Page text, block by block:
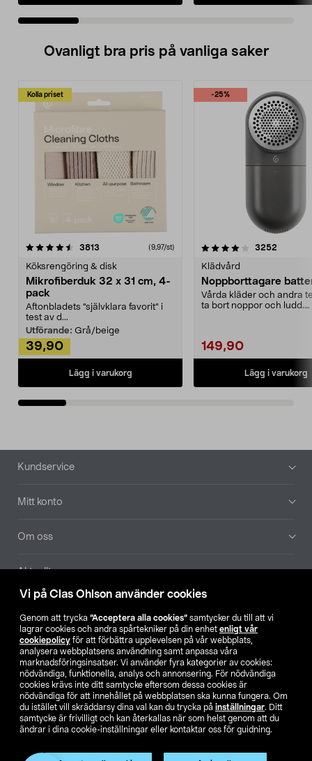
Vi på Clas Ohlson använder cookies
Genom att trycka ”Acceptera alla cookies” samtycker du till att vi
lagrar cookies och andra spårtekniker på din enhet enligt vår
cookiepolicy för att förbättra upplevelsen på vår webbplats,
analysera webbplatsens användning samt anpassa våra
marknadsföringsinsatser. Vi använder fyra kategorier av cookies:
nödvändiga, funktionella, analys och annonsering. För nödvändiga
cookies krävs inte ditt samtycke eftersom dessa cookies är
nödvändiga för att innehållet på webbplatsen ska kunna fungera. Om
du istället vill skräddarsy dina val kan du trycka på inställningar. Ditt
samtycke är frivilligt och kan återkallas när som helst genom att du
ändrar i dina cookie-inställningar eller kontaktar oss för guidning.
Ovanligt bra pris på vanliga saker
Kolla priset
3813 (9,97/st)
Köksrengöring & disk
Mikrofiberduk 32 x 31 cm, 4-
pack
Aftonbladets "självklara favorit” i
test av d...
Utförande: Grå/beige
39,90
Lägg i varukorg
-25%
4.0av 5 stjärnor 3252
Klädvård
Noppborttagare
Vårda kläder och andra
ta bort noppor och ludd.
149,90
Lägg i varukorg
4.5av 5 stjärnor
Sidfot
Kundservice
Mitt konto
Om oss
Aktuellt
Hitta butik
SE NO FI